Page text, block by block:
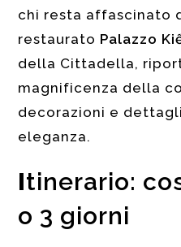
chi resta affascinato
restaurato Palazzo
della Cittadella,
magnificenza della
decorazioni e
eleganza.
Itinerario:
o 3 giorni